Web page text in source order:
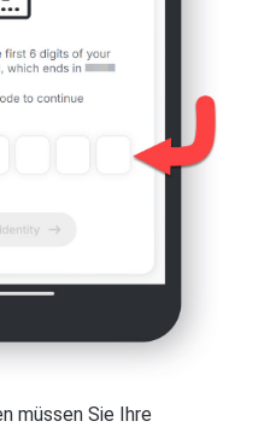
müssen Sie Ihre